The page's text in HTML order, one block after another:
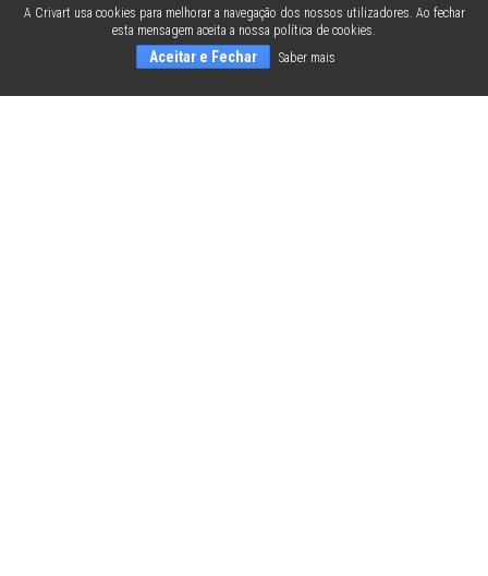
A Crivart usa cookies para melhorar a navegação dos nossos utilizadores. Ao fechar
esta mensagem aceita a nossa política de cookies.
Aceitar e Fechar Saber mais